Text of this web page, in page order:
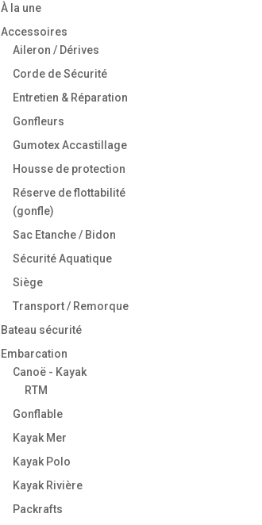
À la une
Accessoires
Aileron / Dérives
Corde de Sécurité
Entretien & Réparation
Gonfleurs
Gumotex Accastillage
Housse de protection
Réserve de flottabilité
(gonfle)
Sac Etanche / Bidon
Sécurité Aquatique
Siège
Transport / Remorque
Bateau sécurité
Embarcation
Canoë - Kayak
RTM
Gonflable
Kayak Mer
Kayak Polo
Kayak Rivière
Packrafts